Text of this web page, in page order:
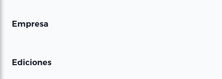
Empresa
Ediciones